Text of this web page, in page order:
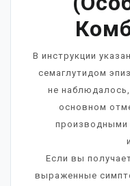
В инструкции
семаглутидом
не
основном
производными
Если вы
выраженные